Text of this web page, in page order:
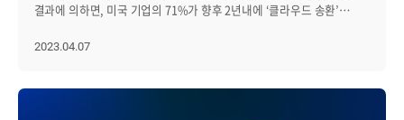
결과에 의하면, 미국 기업의 71%가 향후 2년내에 ‘클라우드 송환’
자체 데이터센터로 다시 가지고 오는 기업이 늘고 있습니다.
2023.04.07